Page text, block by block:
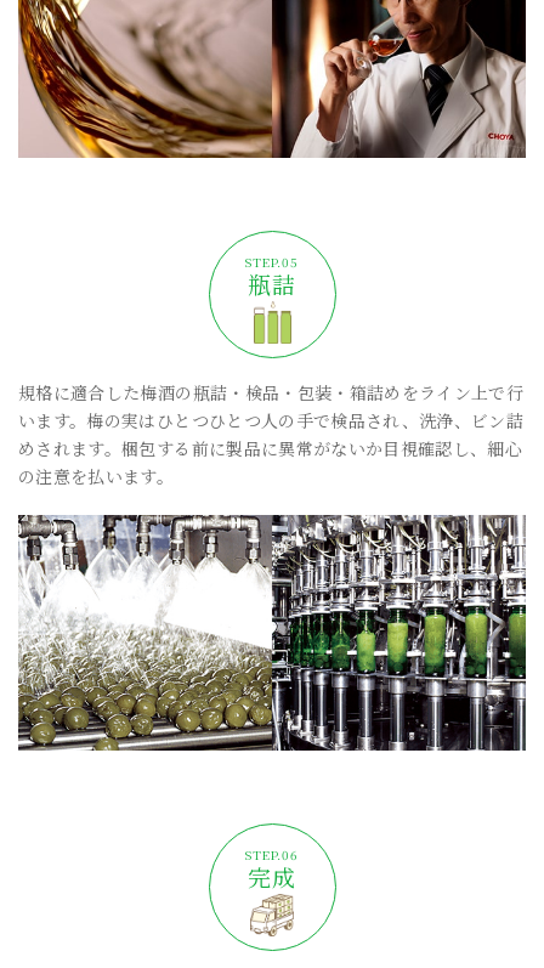
瓶詰
規格に適合した梅酒の瓶詰・検品・包装・箱詰めをライン上で行
います。梅の実はひとつひとつ人の手で検品され、洗浄、ビン詰
めされます。梱包する前に製品に異常がないか目視確認し、細心
の注意を払います。
完成